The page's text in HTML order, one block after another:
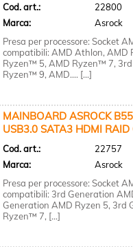
Cod. art.:
22800
Marca:
Asrock
Presa per processore: Socket
compatibili: AMD Athlon, AMD
Ryzen™ 5, AMD Ryzen™ 7,
Ryzen™ 9, AMD.... [...]
MAINBOARD ASROCK
USB3.0 SATA3 HDMI
Cod. art.:
22757
Marca:
Asrock
Presa per processore: Socket
compatibili: 3rd Generation
Generation AMD Ryzen 5, 3rd
Ryzen™ 7, [...]